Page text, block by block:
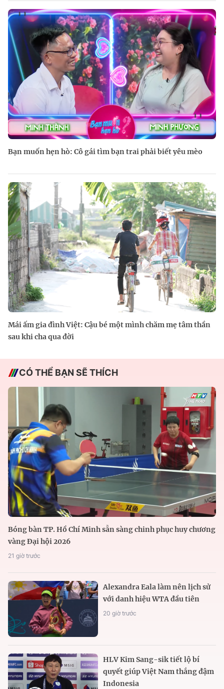
Bạn muốn hẹn hò: Cô gái tìm bạn trai phải biết yêu mèo
Mái ấm gia đình Việt: Cậu bé một mình chăm mẹ tâm thần
sau khi cha qua đời
CÓ THỂ BẠN SẼ THÍCH
Bóng bàn TP. Hồ Chí Minh sẵn sàng chinh phục huy chương
vàng Đại hội 2026
21 giờ trước
Alexandra Eala làm nên lịch sử
với danh hiệu WTA đầu tiên
20 giờ trước
HLV Kim Sang-sik tiết lộ bí
quyết giúp Việt Nam thắng đậm
Indonesia